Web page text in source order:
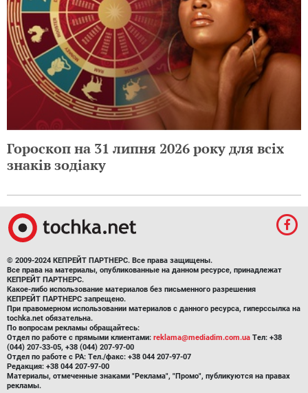
Гороскоп на 31 липня 2026 року для всіх
знаків зодіаку
© 2009-2024 КЕПРЕЙТ ПАРТНЕРС. Все права защищены.
Все права на материалы, опубликованные на данном ресурсе, принадлежат
КЕПРЕЙТ ПАРТНЕРС.
Какое-либо использование материалов без письменного разрешения
КЕПРЕЙТ ПАРТНЕРС запрещено.
При правомерном использовании материалов с данного ресурса, гиперссылка на
tochka.net обязательна.
По вопросам рекламы обращайтесь:
Отдел по работе с прямыми клиентами: reklama@mediadim.com.ua Тел: +38
(044) 207-33-05, +38 (044) 207-97-00
Отдел по работе с РА: Тел./факс: +38 044 207-97-07
Редакция: +38 044 207-97-00
Материалы, отмеченные знаками "Реклама", "Промо", публикуются на правах
рекламы.